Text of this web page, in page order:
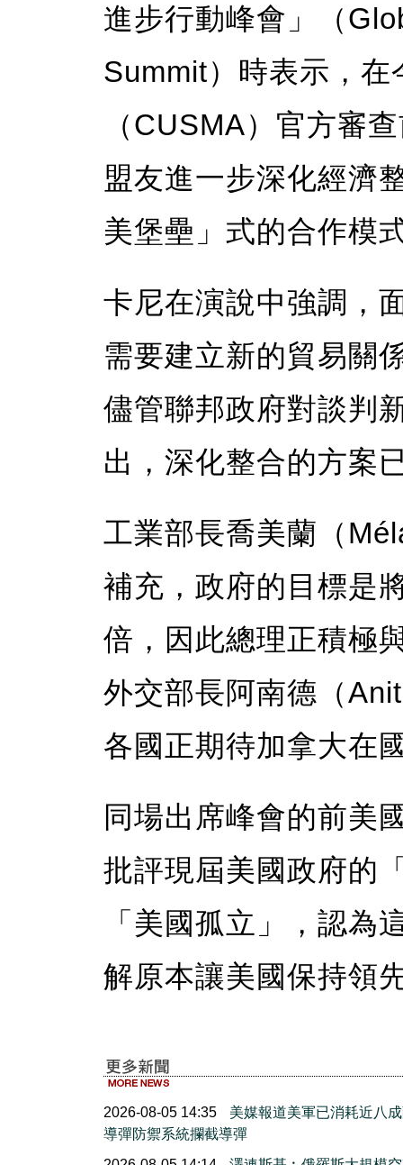
進步行動峰會」（
Summit）時表示，
（CUSMA）官方審
盟友進一步深化經濟
美堡壘」式的合作模
卡尼在演說中強調，
需要建立新的貿易關
儘管聯邦政府對談判
出，深化整合的方案
工業部長喬美蘭（
補充，政府的目標是
倍，因此總理正積極
外交部長阿南德（
各國正期待加拿大在
同場出席峰會的前美
批評現屆美國政府的
「美國孤立」，認為
解原本讓美國保持領
2026-08-05 14:35
美媒報道美軍已消耗近八
導彈防禦系統攔截導彈